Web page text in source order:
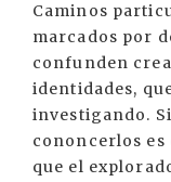
Caminos
marcados por
confunden
identidades,
investigando.
cononcerlos
que el